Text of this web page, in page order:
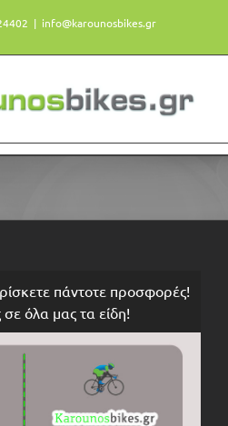
| info@karounosbikes.gr
πάντοτε προσφορές!
σε όλα μας τα είδη!